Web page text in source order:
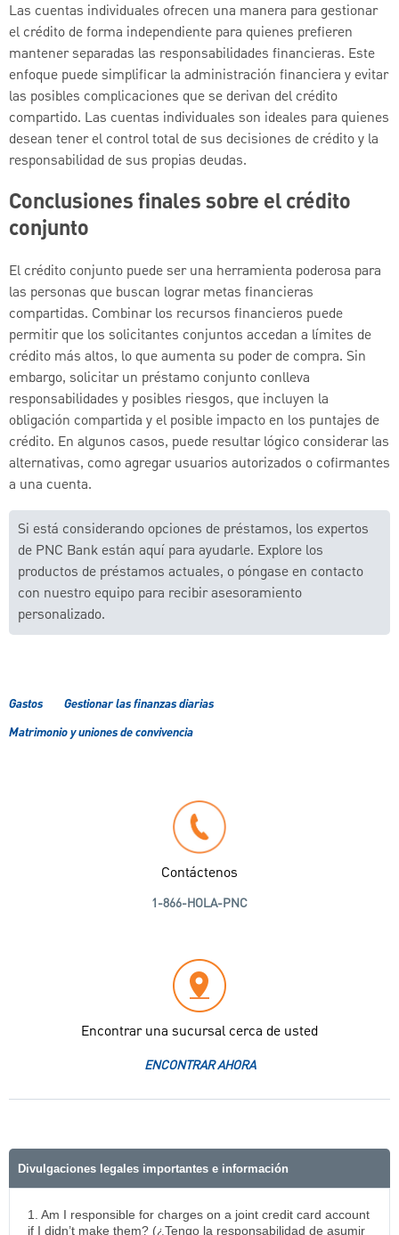
Las cuentas individuales ofrecen una manera para gestionar
el crédito de forma independiente para quienes prefieren
mantener separadas las responsabilidades financieras. Este
enfoque puede simplificar la administración financiera y evitar
las posibles complicaciones que se derivan del crédito
compartido. Las cuentas individuales son ideales para quienes
desean tener el control total de sus decisiones de crédito y la
responsabilidad de sus propias deudas.
Conclusiones finales sobre el crédito
conjunto
El crédito conjunto puede ser una herramienta poderosa para
las personas que buscan lograr metas financieras
compartidas. Combinar los recursos financieros puede
permitir que los solicitantes conjuntos accedan a límites de
crédito más altos, lo que aumenta su poder de compra. Sin
embargo, solicitar un préstamo conjunto conlleva
responsabilidades y posibles riesgos, que incluyen la
obligación compartida y el posible impacto en los puntajes de
crédito. En algunos casos, puede resultar lógico considerar las
alternativas, como agregar usuarios autorizados o cofirmantes
a una cuenta.
Si está considerando opciones de préstamos, los expertos
de PNC Bank están aquí para ayudarle. Explore los
productos de préstamos actuales, o póngase en contacto
con nuestro equipo para recibir asesoramiento
personalizado.
Gastos
Gestionar las finanzas diarias
Matrimonio y uniones de convivencia
Contáctenos
1-866-HOLA-PNC
Encontrar una sucursal cerca de usted
ENCONTRAR AHORA
Divulgaciones legales importantes e información
1. Am I responsible for charges on a joint credit card account
if I didn’t make them? (¿Tengo la responsabilidad de asumir